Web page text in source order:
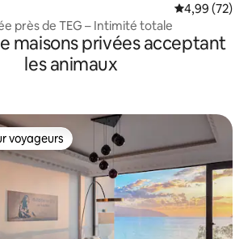
Évaluation
4,99 (72)
près de TEG – Intimité totale
maisons privées acceptant
les animaux
les plus appréciés
voyageurs